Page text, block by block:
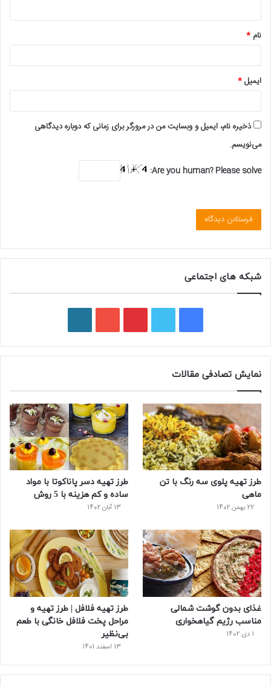
*
نام *
ایمیل*
ذخیره نام، ایمیل و وبسایت من در مرورگر برای زمانی که دوباره دیدگاهی
می‌نویسم.
Are you human? Please solve:
شبکه های اجتماعی
ی
س
ب
و
ک
و
ی
ت
ر
ی
ت
ر
ی
س
ت
و
ی
و
ب
ر
پ
ر
س
نمایش تصادفی مقالات
طرز تهیه پلوی سه رنگ با تن
ماهی
22 بهمن 1402
طرز تهیه دسر پاناکوتا با مواد
ساده و کم هزینه با 5 روش
13 آبان 1402
غذای بدون گوشت شمالی
مناسب رژیم گیاهخواری
1 دی 1402
طرز تهیه فلافل | طرز تهیه و
مراحل پخت فلافل خانگی با طعم
بی‌نظیر
13 اسفند 1401